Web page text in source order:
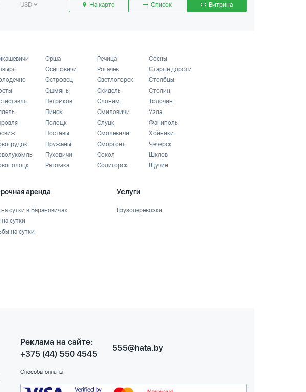
USD На карте Список Витрина
Орша
Осиповичи
Островец
Ошмяны
Петриков
Пинск
Полоцк
Поставы
Пружаны
Пуховичи
Ратомка
Речица
Рогачев
Светлогорск
Скидель
Слоним
Смиловичи
Слуцк
Смолевичи
Сморгонь
Сокол
Солигорск
Сосны
Старые дороги
Столбцы
Столин
Толочин
Узда
Фаниполь
Хойники
Чечерск
Шклов
Щучин
аренда
сутки в Барановичах
сутки
на сутки
Услуги
Грузоперевозки
Реклама на сайте:
+375 (44) 550 4545
555@hata.by
Способы оплаты